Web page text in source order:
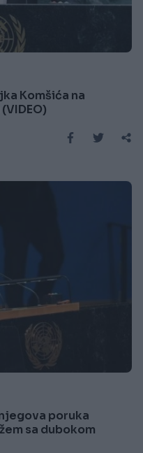
Komšića na
poruka
sa dubokom